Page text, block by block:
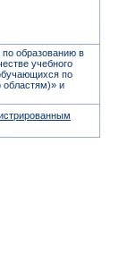
образованию в
учебного
по
областям)» и